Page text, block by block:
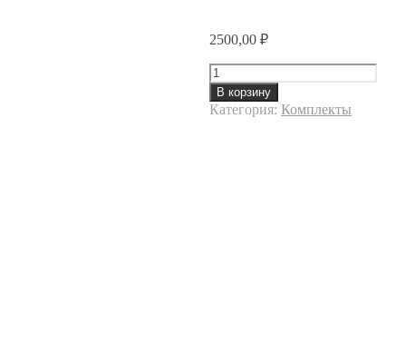
2500,00₽
Количество
В корзину
Категория:Комплекты